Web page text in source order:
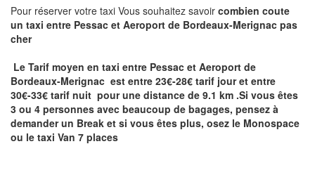
Pour réserver votre taxi Vous souhaitez savoir combien coute
un taxi entre Pessac et Aeroport de Bordeaux-Merignac pas
cher
Le Tarif moyen en taxi entre Pessac et Aeroport de
Bordeaux-Merignac est entre 23€-28€ tarif jour et entre
30€-33€ tarif nuit pour une distance de 9.1 km .Si vous êtes
3 ou 4 personnes avec beaucoup de bagages, pensez à
demander un Break et si vous êtes plus, osez le Monospace
ou le taxi Van 7 places